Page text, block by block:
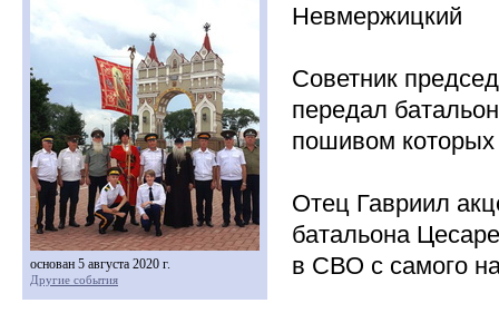
Невмержицкий
Советник
передал
пошивом которых
Отец Гавриил
батальона
в СВО с самого
основан 5 августа 2020 г.
Другие события